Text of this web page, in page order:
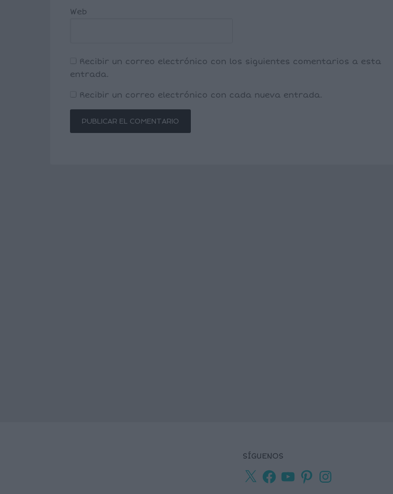
Web
Recibir un correo electrónico con los siguientes comentarios a esta
entrada.
Recibir un correo electrónico con cada nueva entrada.
SÍGUENOS
X
Facebook
YouTubePinterestInstagram